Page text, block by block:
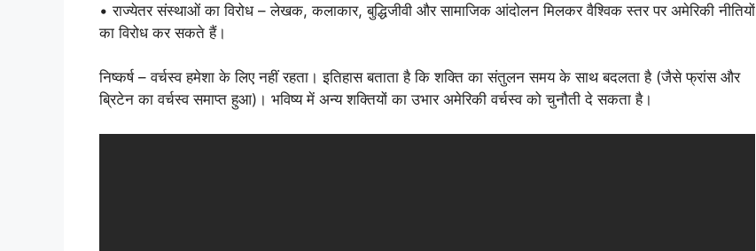
• राज्येतर संस्थाओं का विरोध – लेखक, कलाकार, बुद्धिजीवी और सामाजिक आंदोलन मिलकर वैश्विक स्तर पर अमेरिकी नीतियों
का विरोध कर सकते हैं।
निष्कर्ष – वर्चस्व हमेशा के लिए नहीं रहता। इतिहास बताता है कि शक्ति का संतुलन समय के साथ बदलता है (जैसे फ्रांस और
ब्रिटेन का वर्चस्व समाप्त हुआ)। भविष्य में अन्य शक्तियों का उभार अमेरिकी वर्चस्व को चुनौती दे सकता है।